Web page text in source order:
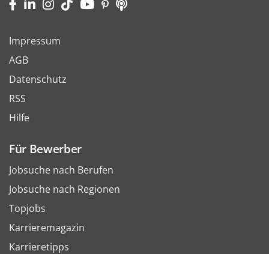
Impressum
AGB
Datenschutz
RSS
Hilfe
Für Bewerber
Jobsuche nach Berufen
Jobsuche nach Regionen
Topjobs
Karrieremagazin
Karrieretipps